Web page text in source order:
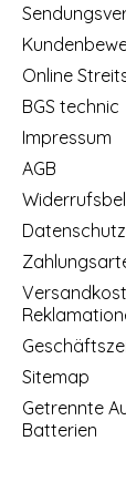
Online
BGS technic
Impressum
AGB
Sitemap
Getrennte
Batterien